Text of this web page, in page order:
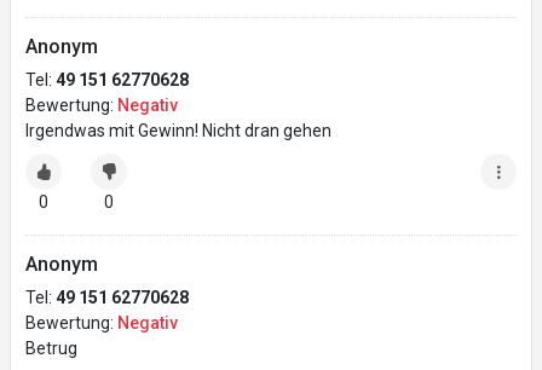
Anonym
Tel: 49 151 62770628
Bewertung: Negativ
Irgendwas mit Gewinn! Nicht dran gehen
0 0
Anonym
Tel: 49 151 62770628
Bewertung: Negativ
Betrug